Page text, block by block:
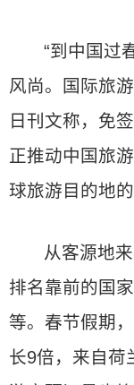
“到中国过
风尚。国际旅
日刊文称，免
正推动中国旅
球旅游目的地
从客源地
排名靠前的国
等。春节假期
长9倍，来自荷